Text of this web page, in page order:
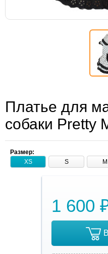
Платье для
собаки Pretty
Размер:
XS
S M
1 600